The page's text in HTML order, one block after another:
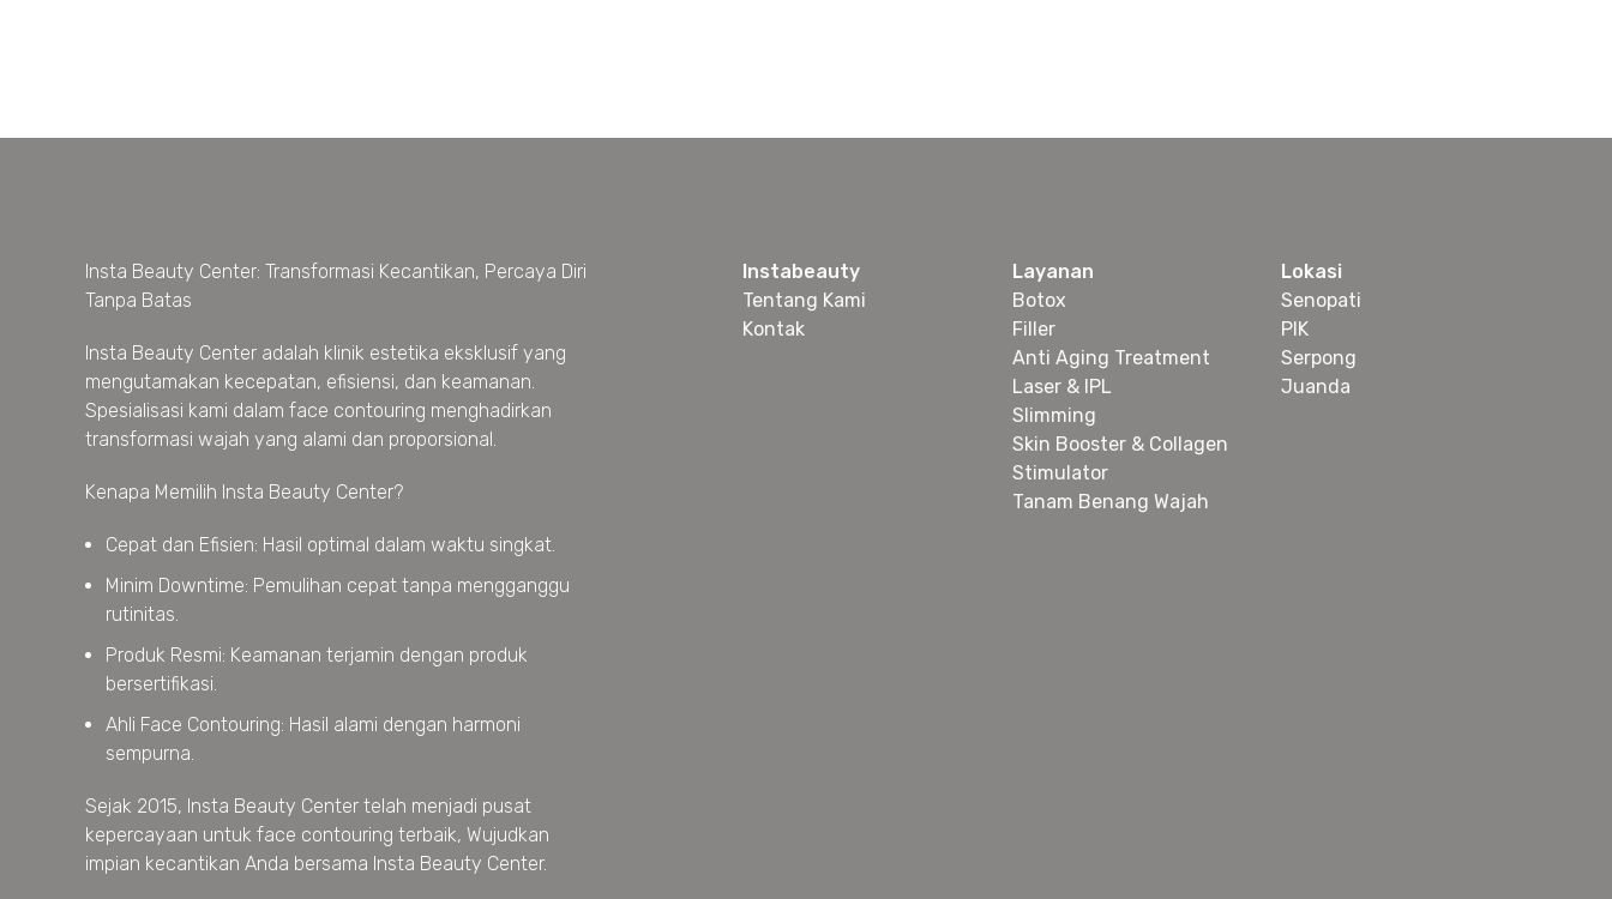
Insta Beauty Center: Transformasi Kecantikan, Percaya Diri
Tanpa Batas
Insta Beauty Center adalah klinik estetika eksklusif yang
mengutamakan kecepatan, efisiensi, dan keamanan.
Spesialisasi kami dalam face contouring menghadirkan
transformasi wajah yang alami dan proporsional.
Kenapa Memilih Insta Beauty Center?
Cepat dan Efisien: Hasil optimal dalam waktu singkat.
Minim Downtime: Pemulihan cepat tanpa mengganggu
rutinitas.
Produk Resmi: Keamanan terjamin dengan produk
bersertifikasi.
Ahli Face Contouring: Hasil alami dengan harmoni
sempurna.
Sejak 2015, Insta Beauty Center telah menjadi pusat
kepercayaan untuk face contouring terbaik, Wujudkan
impian kecantikan Anda bersama Insta Beauty Center.
Instabeauty
Tentang Kami
Kontak
Layanan
Botox
Filler
Anti Aging Treatment
Laser & IPL
Slimming
Skin Booster & Collagen
Stimulator
Tanam Benang Wajah
Lokasi
Senopati
PIK
Serpong
Juanda